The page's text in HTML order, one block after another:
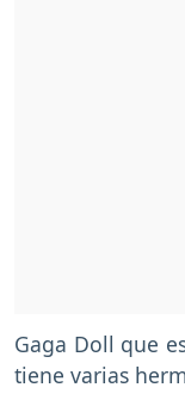
Gaga Doll que
tiene varias